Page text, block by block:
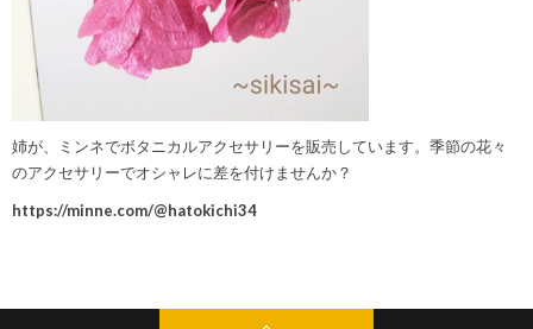
姉が、ミンネでボタニカルアクセサリーを販売しています。季節の花々
のアクセサリーでオシャレに差を付けませんか？
https://minne.com/@hatokichi34